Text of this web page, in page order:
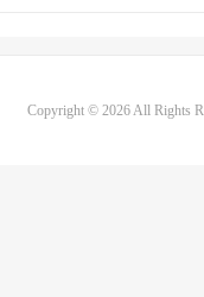
Copyright © 2026 All Rights